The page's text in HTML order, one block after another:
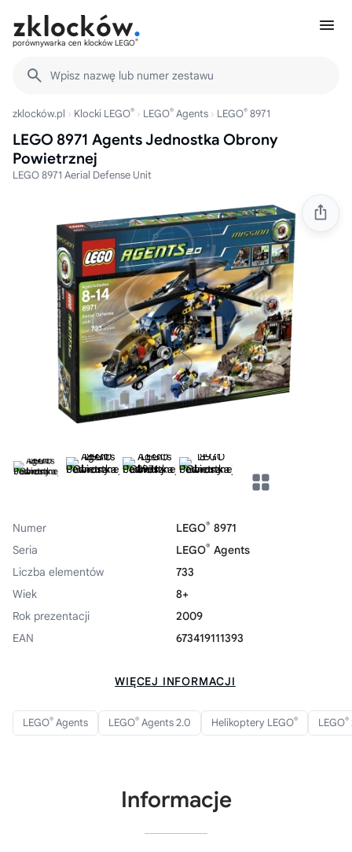
porównywarka cen klocków LEGO®
Wpisz nazwę lub numer zestawu
zklocków.pl Klocki LEGO® LEGO® Agents LEGO® 8971
LEGO 8971 Agents Jednostka Obrony
Powietrznej
LEGO 8971 Aerial Defense Unit
Numer LEGO® 8971
Seria
LEGO® Agents
Liczba elementów
733
Wiek
8+
Rok prezentacji
2009
EAN
673419111393
WIĘCEJ INFORMACJI
LEGO® Agents LEGO® Agents 2.0 Helikoptery LEGO® LEGO®
Informacje